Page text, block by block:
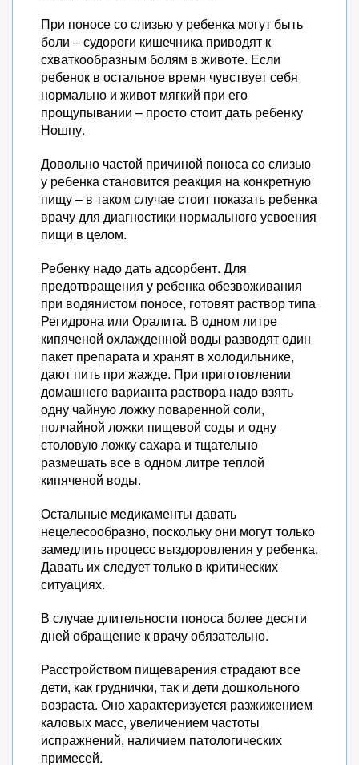
При поносе со слизью у ребенка могут быть
боли – судороги кишечника приводят к
схваткообразным болям в животе. Если
ребенок в остальное время чувствует себя
нормально и живот мягкий при его
прощупывании – просто стоит дать ребенку
Ношпу.
Довольно частой причиной поноса со слизью
у ребенка становится реакция на конкретную
пищу – в таком случае стоит показать ребенка
врачу для диагностики нормального усвоения
пищи в целом.
Ребенку надо дать адсорбент. Для
предотвращения у ребенка обезвоживания
при водянистом поносе, готовят раствор типа
Регидрона или Оралита. В одном литре
кипяченой охлажденной воды разводят один
пакет препарата и хранят в холодильнике,
дают пить при жажде. При приготовлении
домашнего варианта раствора надо взять
одну чайную ложку поваренной соли,
полчайной ложки пищевой соды и одну
столовую ложку сахара и тщательно
размешать все в одном литре теплой
кипяченой воды.
Остальные медикаменты давать
нецелесообразно, поскольку они могут только
замедлить процесс выздоровления у ребенка.
Давать их следует только в критических
ситуациях.
В случае длительности поноса более десяти
дней обращение к врачу обязательно.
Расстройством пищеварения страдают все
дети, как груднички, так и дети дошкольного
возраста. Оно характеризуется разжижением
каловых масс, увеличением частоты
испражнений, наличием патологических
примесей.